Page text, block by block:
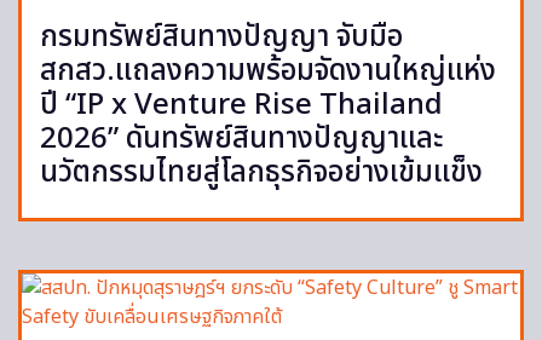
กรมทรัพย์สินทางปัญญา จับมือ
สกสว.แถลงความพร้อมจัดงานใหญ่แห่ง
ปี “IP x Venture Rise Thailand
2026” ดันทรัพย์สินทางปัญญาและ
นวัตกรรมไทยสู่โลกธุรกิจอย่างเข้มแข็ง